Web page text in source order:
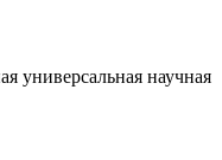
универсальная научная